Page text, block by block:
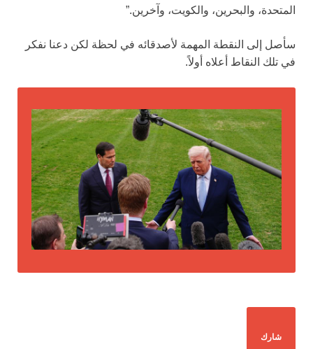
المتحدة، والبحرين، والكويت، وآخرين.”
سأصل إلى النقطة المهمة لأصدقائه في لحظة لكن دعنا نفكر
في تلك النقاط أعلاه أولاً.
شارك